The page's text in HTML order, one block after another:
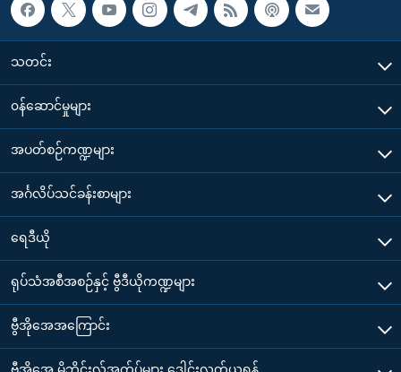
သတင်း
၀န်ဆောင်မှုများ
အပတ်စဉ်ကဏ္ဍများ
အင်္ဂလိပ်သင်ခန်းစာများ
ရေဒီယို
ရုပ်သံအစီအစဉ်နှင့် ဗွီဒီယိုကဏ္ဍများ
ဗွီအိုအေအကြောင်း